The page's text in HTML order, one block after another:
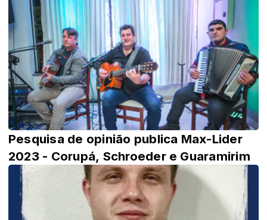
Pesquisa de opinião publica Max-Lider
2023 - Corupá, Schroeder e Guaramirim